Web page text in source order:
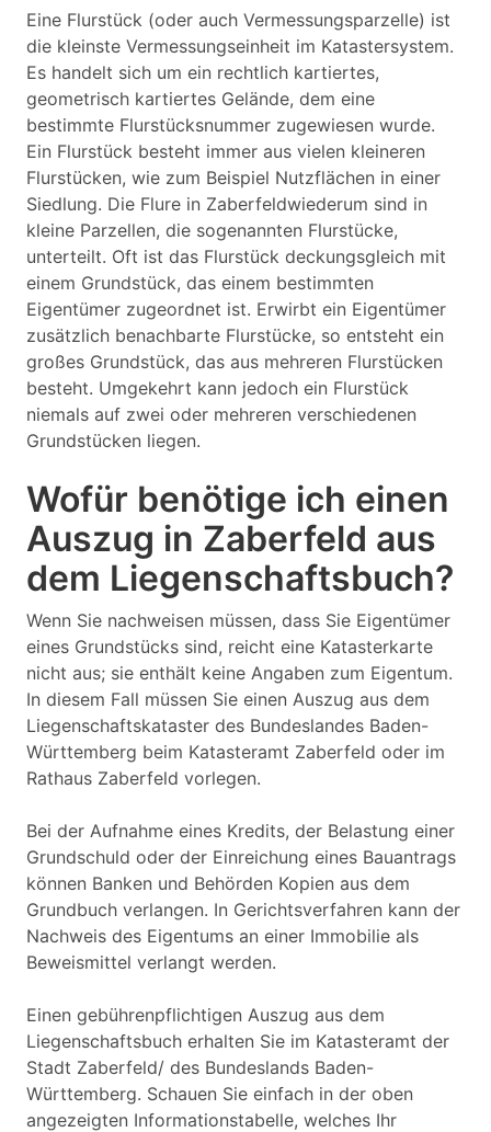
Eine Flurstück (oder auch Vermessungsparzelle) ist
die kleinste Vermessungseinheit im Katastersystem.
Es handelt sich um ein rechtlich kartiertes,
geometrisch kartiertes Gelände, dem eine
bestimmte Flurstücksnummer zugewiesen wurde.
Ein Flurstück besteht immer aus vielen kleineren
Flurstücken, wie zum Beispiel Nutzflächen in einer
Siedlung. Die Flure in Zaberfeldwiederum sind in
kleine Parzellen, die sogenannten Flurstücke,
unterteilt. Oft ist das Flurstück deckungsgleich mit
einem Grundstück, das einem bestimmten
Eigentümer zugeordnet ist. Erwirbt ein Eigentümer
zusätzlich benachbarte Flurstücke, so entsteht ein
großes Grundstück, das aus mehreren Flurstücken
besteht. Umgekehrt kann jedoch ein Flurstück
niemals auf zwei oder mehreren verschiedenen
Grundstücken liegen.
Wofür benötige ich einen
Auszug in Zaberfeld aus
dem Liegenschaftsbuch?
Wenn Sie nachweisen müssen, dass Sie Eigentümer
eines Grundstücks sind, reicht eine Katasterkarte
nicht aus; sie enthält keine Angaben zum Eigentum.
In diesem Fall müssen Sie einen Auszug aus dem
Liegenschaftskataster des Bundeslandes Baden-
Württemberg beim Katasteramt Zaberfeld oder im
Rathaus Zaberfeld vorlegen.
Bei der Aufnahme eines Kredits, der Belastung einer
Grundschuld oder der Einreichung eines Bauantrags
können Banken und Behörden Kopien aus dem
Grundbuch verlangen. In Gerichtsverfahren kann der
Nachweis des Eigentums an einer Immobilie als
Beweismittel verlangt werden.
Einen gebührenpflichtigen Auszug aus dem
Liegenschaftsbuch erhalten Sie im Katasteramt der
Stadt Zaberfeld/ des Bundeslands Baden-
Württemberg. Schauen Sie einfach in der oben
angezeigten Informationstabelle, welches Ihr